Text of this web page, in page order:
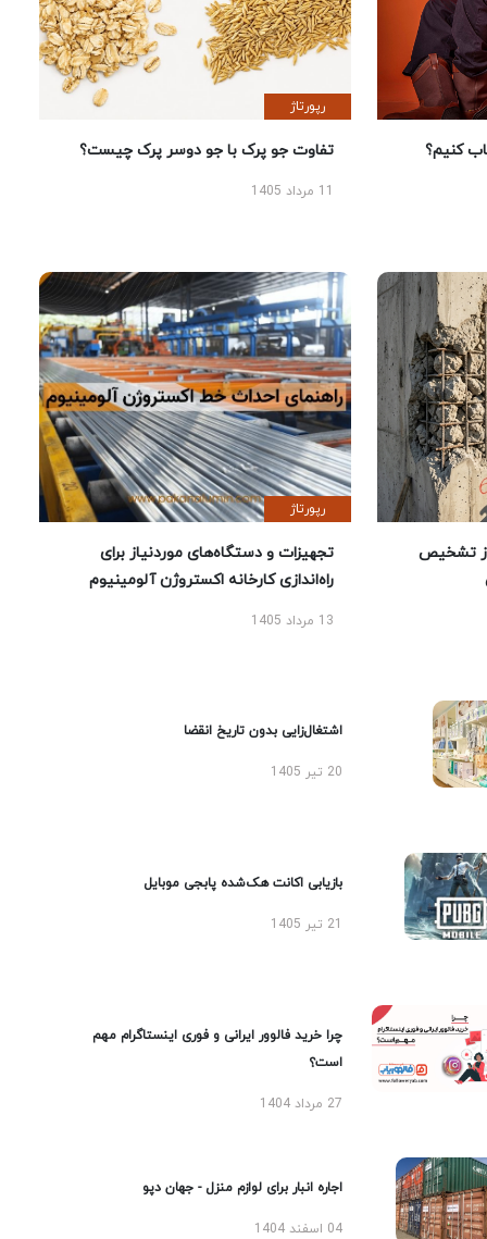
کنیم؟
رپورتاژ
تفاوت جو پرک با جو دوسر پرک چیست؟
تشخیص
رپورتاژ
تجهیزات و دستگاه‌های موردنیاز برای
راه‌اندازی کارخانه اکستروژن آلومینیوم
13 مرداد 1405
اشتغال‌زایی بدون تاریخ انقضا
20 تیر 1405
بازیابی اکانت هک‌شده پابجی موبایل
چرا خرید فالوور ایرانی و فوری اینستاگرام مهم
است؟
27 مرداد 1404
اجاره انبار برای لوازم منزل - جهان دپو
04 اسفند 1404